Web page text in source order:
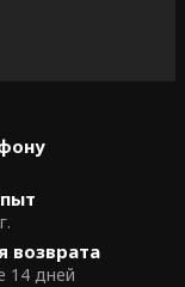
возврата
14 дней